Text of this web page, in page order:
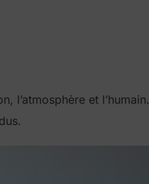
l’atmosphère et l’humain.